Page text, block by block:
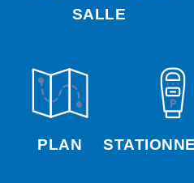
SALLE
PLAN